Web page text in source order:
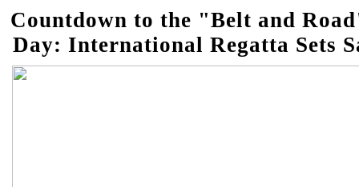
Countdown to the "Belt and
Day: International Regatta Sets